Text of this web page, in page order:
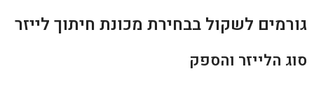
גורמים לשקול בבחירת מכונת חיתוך לייזר
סוג הלייזר והספק